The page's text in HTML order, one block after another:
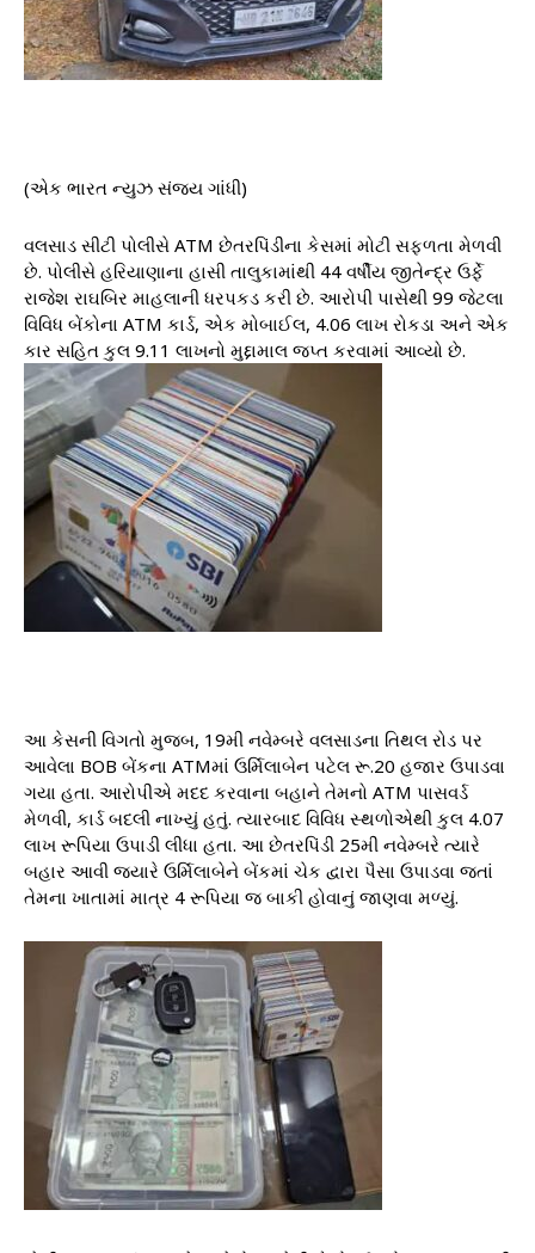
(એક ભારત ન્યુઝ સંજય ગાંધી)
વલસાડ સીટી પોલીસે ATM છેતરપિંડીના કેસમાં મોટી સફળતા મેળવી
છે. પોલીસે હરિયાણાના હાસી તાલુકામાંથી 44 વર્ષીય જીતેન્દ્ર ઉર્ફે
રાજેશ રાઘબિર માહલાની ધરપકડ કરી છે. આરોપી પાસેથી 99 જેટલા
વિવિધ બેંકોના ATM કાર્ડ, એક મોબાઈલ, 4.06 લાખ રોકડા અને એક
કાર સહિત કુલ 9.11 લાખનો મુદ્દામાલ જપ્ત કરવામાં આવ્યો છે.
આ કેસની વિગતો મુજબ, 19મી નવેમ્બરે વલસાડના તિથલ રોડ પર
આવેલા BOB બેંકના ATMમાં ઉર્મિલાબેન પટેલ રૂ.20 હજાર ઉપાડવા
ગયા હતા. આરોપીએ મદદ કરવાના બહાને તેમનો ATM પાસવર્ડ
મેળવી, કાર્ડ બદલી નાખ્યું હતું. ત્યારબાદ વિવિધ સ્થળોએથી કુલ 4.07
લાખ રૂપિયા ઉપાડી લીધા હતા. આ છેતરપિંડી 25મી નવેમ્બરે ત્યારે
બહાર આવી જ્યારે ઉર્મિલાબેને બેંકમાં ચેક દ્વારા પૈસા ઉપાડવા જતાં
તેમના ખાતામાં માત્ર 4 રૂપિયા જ બાકી હોવાનું જાણવા મળ્યું.